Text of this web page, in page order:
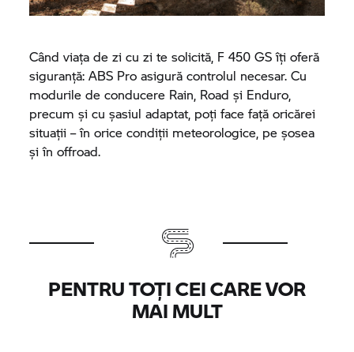
Când viața de zi cu zi te solicită, F 450 GS îți oferă
siguranță: ABS Pro asigură controlul necesar. Cu
modurile de conducere Rain, Road și Enduro,
precum și cu șasiul adaptat, poți face față oricărei
situații – în orice condiții meteorologice, pe șosea
și în offroad.
PENTRU TOȚI CEI CARE VOR
MAI MULT